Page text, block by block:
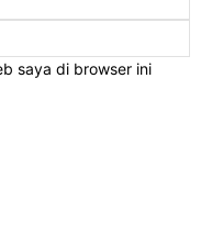
saya di browser ini